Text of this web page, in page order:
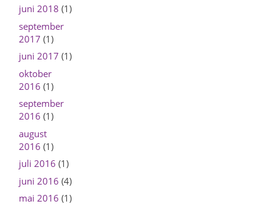
juni 2018 (1)
september
2017 (1)
juni 2017 (1)
oktober
2016 (1)
september
2016 (1)
august
2016 (1)
juli 2016 (1)
juni 2016 (4)
mai 2016 (1)